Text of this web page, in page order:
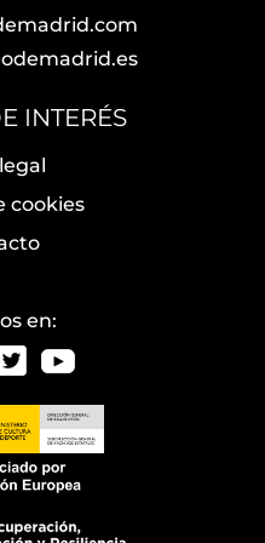
INTERÉS
cookies
en: